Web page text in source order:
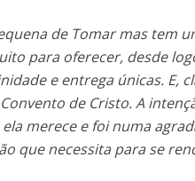
de Tomar mas tem
para oferecer, desde
e entrega únicas. E,
de Cristo. A
merece e foi numa
que necessita para se